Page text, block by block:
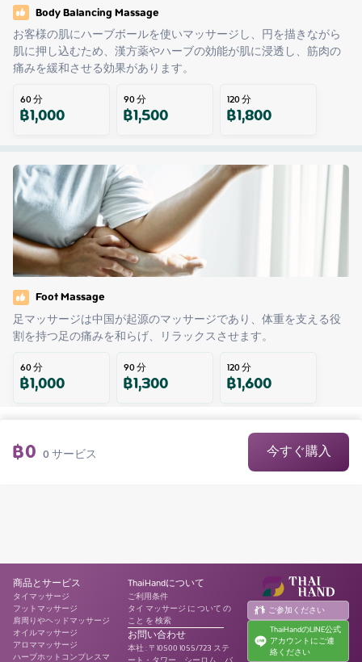
Body Balancing Massage
お客様の肌にハーブボールを使いマッサージし、円を描きながら
肌に押し込むため、漢方薬やハーブの効能が肌に浸透し、筋肉の
痛みを緩和させる効果があります。
60分
฿1,000 90分
฿1,500 120分
฿1,800
Foot Massage
足マッサージは中国が起源のマッサージであり、体重を支える役
割を持つ足の痛みを和らげ、リラックスさせます。
60分
฿1,000 90分
฿1,300 120分
฿1,600
฿0 0サービス 今すぐ購入
商品とサービス
タイマッサージ
フットマッサージ
肩周りやヘッドマッサージ
オイルマッサージ
アロママッサージ
ハーブホットコンプレスマ
ThaiHandについて
ご利用条件
タイ マッサージ に ついて の
こと を 検索
お問い合わせ
本社:〒10500 1055/723 ステ
ご参加ください
ThaiHandのLINE公式
アカウントにご連
絡ください